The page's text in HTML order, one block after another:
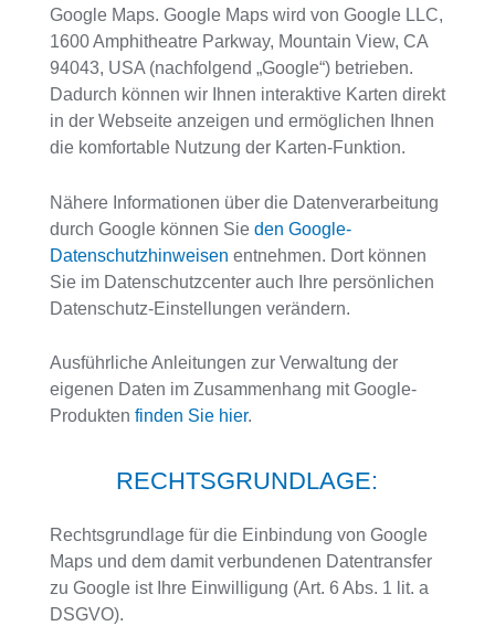
Google Maps. Google Maps wird von Google LLC,
1600 Amphitheatre Parkway, Mountain View, CA
94043, USA (nachfolgend „Google“) betrieben.
Dadurch können wir Ihnen interaktive Karten direkt
in der Webseite anzeigen und ermöglichen Ihnen
die komfortable Nutzung der Karten-Funktion.
Nähere Informationen über die Datenverarbeitung
durch Google können Sie den Google-
Datenschutzhinweisen entnehmen. Dort können
Sie im Datenschutzcenter auch Ihre persönlichen
Datenschutz-Einstellungen verändern.
Ausführliche Anleitungen zur Verwaltung der
eigenen Daten im Zusammenhang mit Google-
Produkten finden Sie hier.
RECHTSGRUNDLAGE:
Rechtsgrundlage für die Einbindung von Google
Maps und dem damit verbundenen Datentransfer
zu Google ist Ihre Einwilligung (Art. 6 Abs. 1 lit. a
DSGVO).